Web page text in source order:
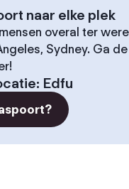
naar elke plek
overal ter
Sydney. Ga de
: Edfu